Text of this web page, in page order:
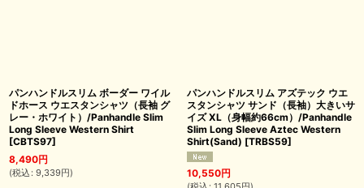
パンハンドルスリム ボーダー ワイル
ドホース ウエスタンシャツ（長袖 グ
レー・ホワイト）/Panhandle Slim
Long Sleeve Western Shirt
[CBTS97]
8,490円
(税込 : 9,339円)
パンハンドルスリム アズテック ウエ
スタンシャツ サンド（長袖）大きいサ
イズ XL（身幅約66cm）/Panhandle
Slim Long Sleeve Aztec Western
Shirt(Sand) [TRBS59]
10,550円